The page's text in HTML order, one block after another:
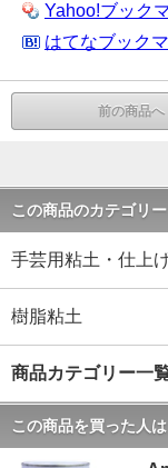
Yahoo!ブック
はてなブック
前の商品へ
この商品のカテゴリー
手芸用粘土・仕上
樹脂粘土
商品カテゴリー一
この商品を買った人